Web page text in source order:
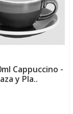
Cappuccino -
y Pla..